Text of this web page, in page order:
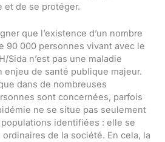
et de se protéger.
que l’existence d’un nombre
90 000 personnes vivant avec le
Sida n’est pas une maladie
enjeu de santé publique majeur.
dans de nombreuses
sont concernées, parfois
ne se situe pas seulement
identifiées : elle se
de la société. En cela, la